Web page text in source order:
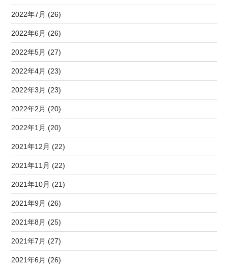
2022年7月 (26)
2022年6月 (26)
2022年5月 (27)
2022年4月 (23)
2022年3月 (23)
2022年2月 (20)
2022年1月 (20)
2021年12月 (22)
2021年11月 (22)
2021年10月 (21)
2021年9月 (26)
2021年8月 (25)
2021年7月 (27)
2021年6月 (26)